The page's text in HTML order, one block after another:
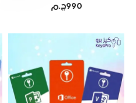
990ج.م